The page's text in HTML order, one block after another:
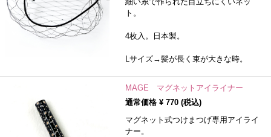
ト。
4枚入。日本製。
Lサイズ→髪が長く束が大きな時。
MAGE マグネットアイライナー
通常価格 ¥ 770(税込)
マグネット式つけまつげ専用アイライ
ナー。